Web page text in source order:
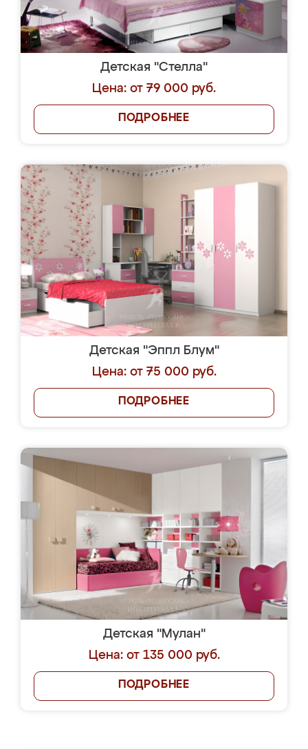
Детская "Стелла"
Цена: от 79 000 руб.
ПОДРОБНЕЕ
Детская "Эппл Блум"
Цена: от 75 000 руб.
ПОДРОБНЕЕ
Детская "Мулан"
Цена: от 135 000 руб.
ПОДРОБНЕЕ